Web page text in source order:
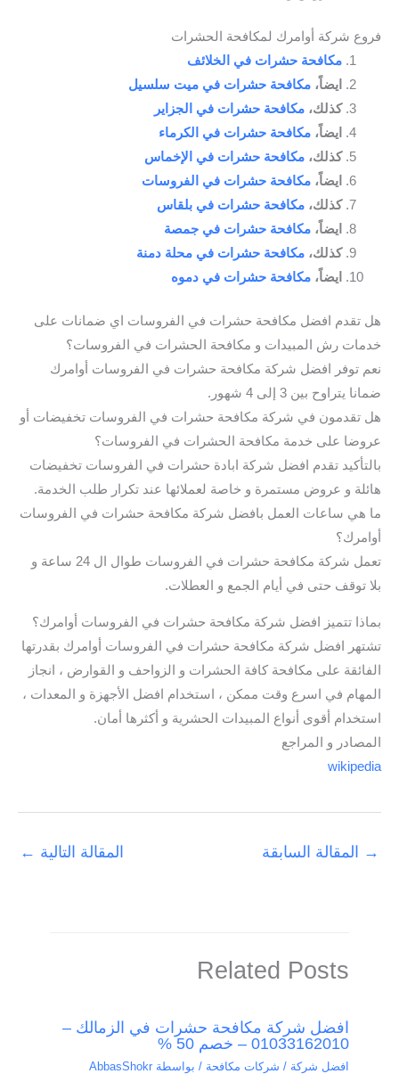
فروع شركة أوامرك لمكافحة الحشرات
مكافحة حشرات في الخلائف
ايضاً، مكافحة حشرات في ميت سلسيل
كذلك، مكافحة حشرات في الجزاير
ايضاً، مكافحة حشرات في الكرماء
كذلك، مكافحة حشرات في الإخماس
ايضاً، مكافحة حشرات في الفروسات
كذلك، مكافحة حشرات في بلقاس
ايضاً، مكافحة حشرات في جمصة
كذلك، مكافحة حشرات في محلة دمنة
ايضاً، مكافحة حشرات في دموه
هل تقدم افضل مكافحة حشرات في الفروسات اي ضمانات على
خدمات رش المبيدات و مكافحة الحشرات في الفروسات؟
نعم توفر افضل شركة مكافحة حشرات في الفروسات أوامرك
ضمانا يتراوح بين 3 إلى 4 شهور.
هل تقدمون في شركة مكافحة حشرات في الفروسات تخفيضات أو
عروضا على خدمة مكافحة الحشرات في الفروسات؟
بالتأكيد تقدم افضل شركة ابادة حشرات في الفروسات تخفيضات
هائلة و عروض مستمرة و خاصة لعملائها عند تكرار طلب الخدمة.
ما هي ساعات العمل بافضل شركة مكافحة حشرات في الفروسات
أوامرك؟
تعمل شركة مكافحة حشرات في الفروسات طوال ال 24 ساعة و
بلا توقف حتى في أيام الجمع و العطلات.
بماذا تتميز افضل شركة مكافحة حشرات في الفروسات أوامرك؟
تشتهر افضل شركة مكافحة حشرات في الفروسات أوامرك بقدرتها
الفائقة على مكافحة كافة الحشرات و الزواحف و القوارض ، انجاز
المهام في اسرع وقت ممكن ، استخدام افضل الأجهزة و المعدات ،
استخدام أقوى أنواع المبيدات الحشرية و أكثرها أمان.
المصادر و المراجع
wikipedia
→ المقالة السابقة المقالة التالية ←
Related Posts
افضل شركة مكافحة حشرات في الزمالك –
01033162010 – خصم 50 %
افضل شركة / شركات مكافحة / بواسطة AbbasShokr